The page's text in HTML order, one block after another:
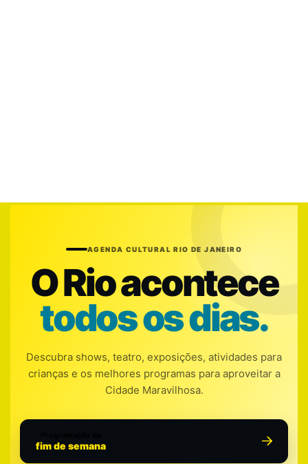
AGENDA CULTURAL RIO DE JANEIRO
O Rio acontece
todos os dias.
Descubra shows, teatro, exposições, atividades para
crianças e os melhores programas para aproveitar a
Cidade Maravilhosa.
fim de semana